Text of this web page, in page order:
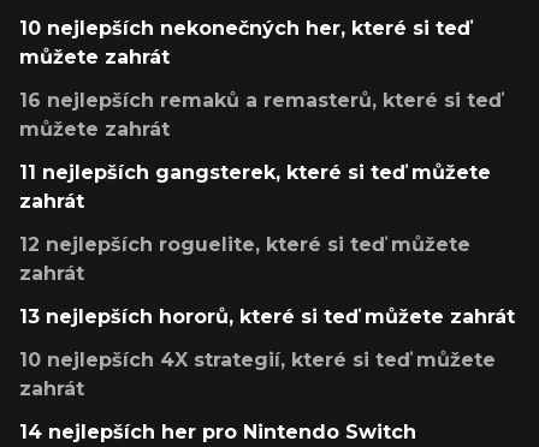
10 nejlepších nekonečných her, které si teď
můžete zahrát
16 nejlepších remaků a remasterů, které si teď
můžete zahrát
11 nejlepších gangsterek, které si teď můžete
zahrát
12 nejlepších roguelite, které si teď můžete
zahrát
13 nejlepších hororů, které si teď můžete zahrát
10 nejlepších 4X strategií, které si teď můžete
zahrát
14 nejlepších her pro Nintendo Switch